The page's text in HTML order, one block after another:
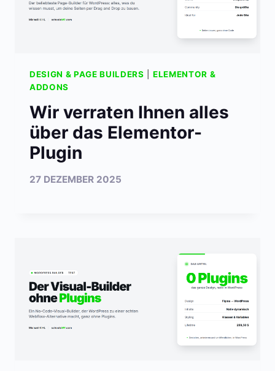
DESIGN & PAGE BUILDERS
ELEMENTOR &
ADDONS
Wir verraten Ihnen alles
über das Elementor-
Plugin
27 DEZEMBER 2025